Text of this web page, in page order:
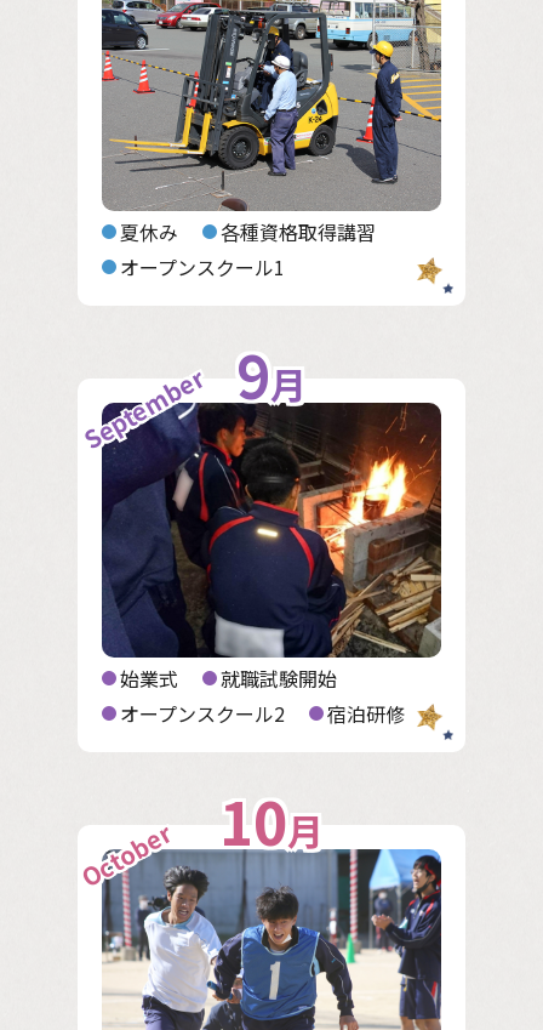
夏休み
各種資格取得講習
オープンスクール1
9月
September
始業式
就職試験開始
オープンスクール2
宿泊研修
10月
October